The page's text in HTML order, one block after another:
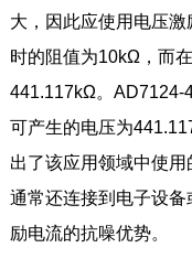
大，因此应使用电压
时的阻值为10kΩ，而
441.117kΩ。AD7124-
可产生的电压为
出了该应用领域中使
通常还连接到电子设
励电流的抗噪优势。